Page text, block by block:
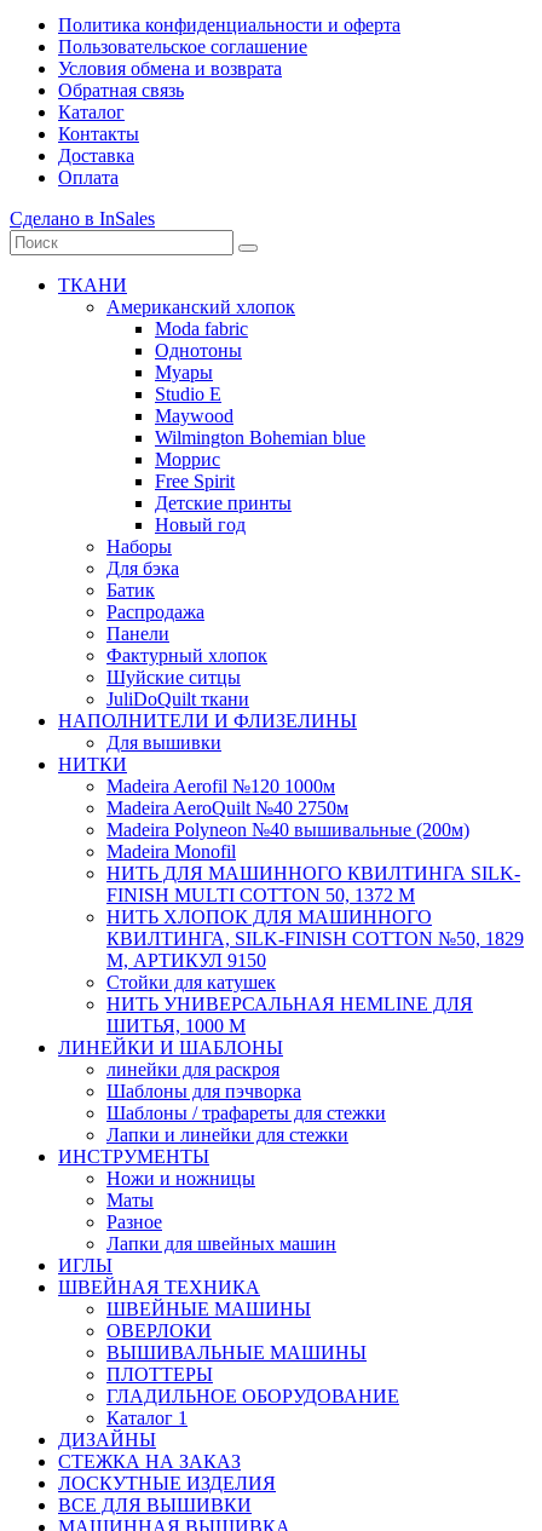
Политика конфиденциальности и оферта
Пользовательское соглашение
Условия обмена и возврата
Обратная связь
Каталог
Контакты
Доставка
Оплата
Сделано в InSales
ТКАНИ
Американский хлопок
Moda fabric
Однотоны
Муары
Studio E
Maywood
Wilmington Bohemian blue
Моррис
Free Spirit
Детские принты
Новый год
Наборы
Для бэка
Батик
Распродажа
Панели
Фактурный хлопок
Шуйские ситцы
JuliDoQuilt ткани
НАПОЛНИТЕЛИ И ФЛИЗЕЛИНЫ
Для вышивки
НИТКИ
Madeira Aerofil №120 1000м
Madeira AeroQuilt №40 2750м
Madeira Polyneon №40 вышивальные (200м)
Мadeira Monofil
НИТЬ ДЛЯ МАШИННОГО КВИЛТИНГА SILK-
FINISH MULTI COTTON 50, 1372 М
НИТЬ ХЛОПОК ДЛЯ МАШИННОГО
КВИЛТИНГА, SILK-FINISH COTTON №50, 1829
М, АРТИКУЛ 9150
Стойки для катушек
НИТЬ УНИВЕРСАЛЬНАЯ HEMLINE ДЛЯ
ШИТЬЯ, 1000 М
ЛИНЕЙКИ И ШАБЛОНЫ
линейки для раскроя
Шаблоны для пэчворка
Шаблоны / трафареты для стежки
Лапки и линейки для стежки
ИНСТРУМЕНТЫ
Ножи и ножницы
Маты
Разное
Лапки для швейных машин
ИГЛЫ
ШВЕЙНАЯ ТЕХНИКА
ШВЕЙНЫЕ МАШИНЫ
ОВЕРЛОКИ
ВЫШИВАЛЬНЫЕ МАШИНЫ
ПЛОТТЕРЫ
ГЛАДИЛЬНОЕ ОБОРУДОВАНИЕ
Каталог 1
ДИЗАЙНЫ
СТЕЖКА НА ЗАКАЗ
ЛОСКУТНЫЕ ИЗДЕЛИЯ
ВСЕ ДЛЯ ВЫШИВКИ
МАШИННАЯ ВЫШИВКА